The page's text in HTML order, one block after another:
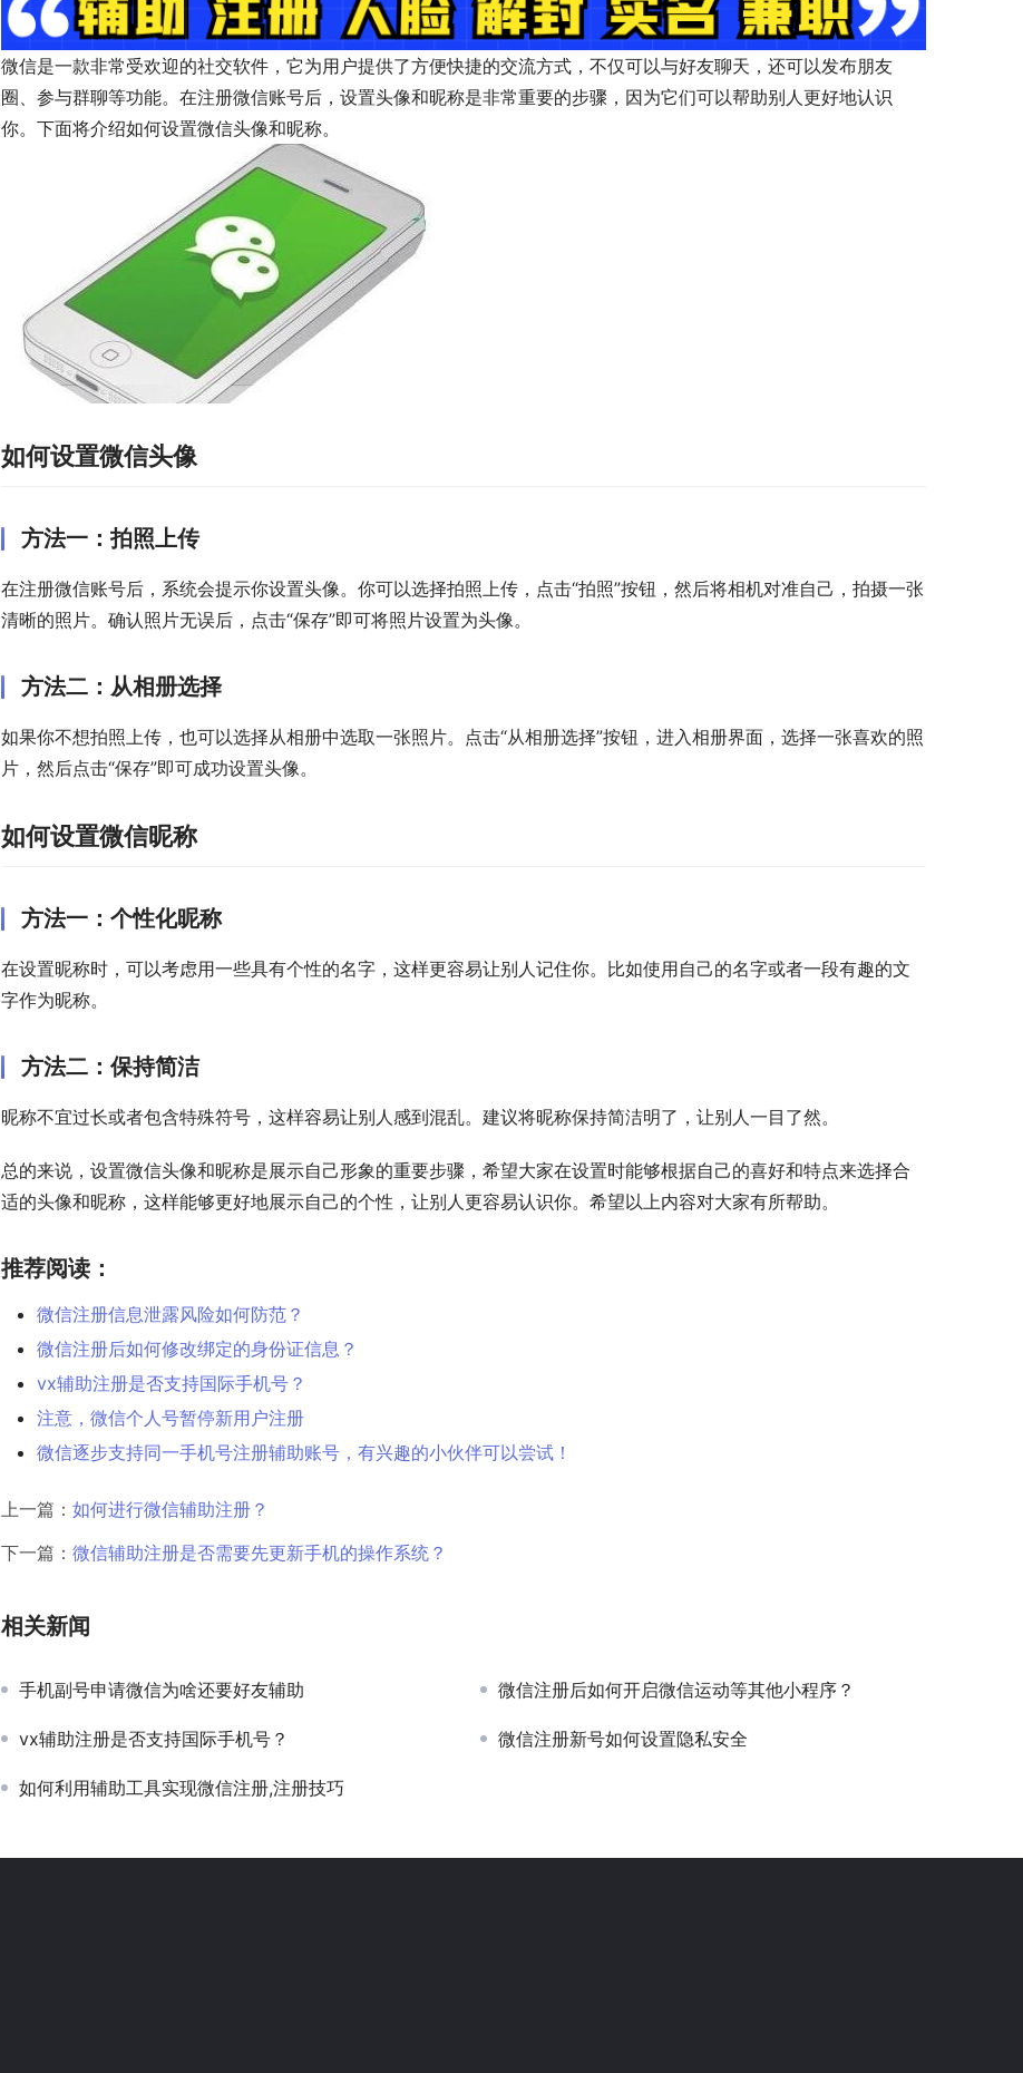
微信是一款非常受欢迎的社交软件，它为用户提供了方便快捷的交流方式，不仅可以与好友聊天，还可以发布朋友
圈、参与群聊等功能。在注册微信账号后，设置头像和昵称是非常重要的步骤，因为它们可以帮助别人更好地认识
你。下面将介绍如何设置微信头像和昵称。
如何设置微信头像
方法一：拍照上传
在注册微信账号后，系统会提示你设置头像。你可以选择拍照上传，点击“拍照”按钮，然后将相机对准自己，拍摄一张
清晰的照片。确认照片无误后，点击“保存”即可将照片设置为头像。
方法二：从相册选择
如果你不想拍照上传，也可以选择从相册中选取一张照片。点击“从相册选择”按钮，进入相册界面，选择一张喜欢的照
片，然后点击“保存”即可成功设置头像。
如何设置微信昵称
方法一：个性化昵称
在设置昵称时，可以考虑用一些具有个性的名字，这样更容易让别人记住你。比如使用自己的名字或者一段有趣的文
字作为昵称。
方法二：保持简洁
昵称不宜过长或者包含特殊符号，这样容易让别人感到混乱。建议将昵称保持简洁明了，让别人一目了然。
总的来说，设置微信头像和昵称是展示自己形象的重要步骤，希望大家在设置时能够根据自己的喜好和特点来选择合
适的头像和昵称，这样能够更好地展示自己的个性，让别人更容易认识你。希望以上内容对大家有所帮助。
推荐阅读：
微信注册信息泄露风险如何防范？
微信注册后如何修改绑定的身份证信息？
vx辅助注册是否支持国际手机号？
注意，微信个人号暂停新用户注册
微信逐步支持同一手机号注册辅助账号，有兴趣的小伙伴可以尝试！
上一篇： 如何进行微信辅助注册？
下一篇： 微信辅助注册是否需要先更新手机的操作系统？
相关新闻
手机副号申请微信为啥还要好友辅助 微信注册后如何开启微信运动等其他小程序？
vx辅助注册是否支持国际手机号？ 微信注册新号如何设置隐私安全
如何利用辅助工具实现微信注册,注册技巧